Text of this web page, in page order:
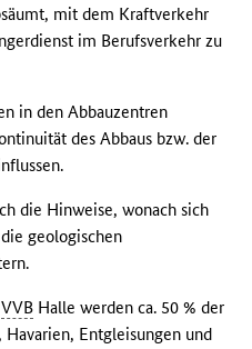
mit dem Kraftverkehr
im Berufsverkehr zu
in den Abbauzentren
des Abbaus bzw. der
die Hinweise, wonach sich
geologischen
VVB Halle werden ca. 50 % der
Entgleisungen und